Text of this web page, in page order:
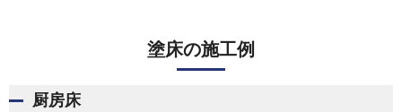
塗床の施工例
厨房床